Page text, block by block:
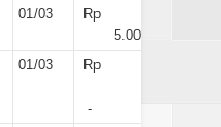
01/03
Rp
5.000
01/03 Rp
-